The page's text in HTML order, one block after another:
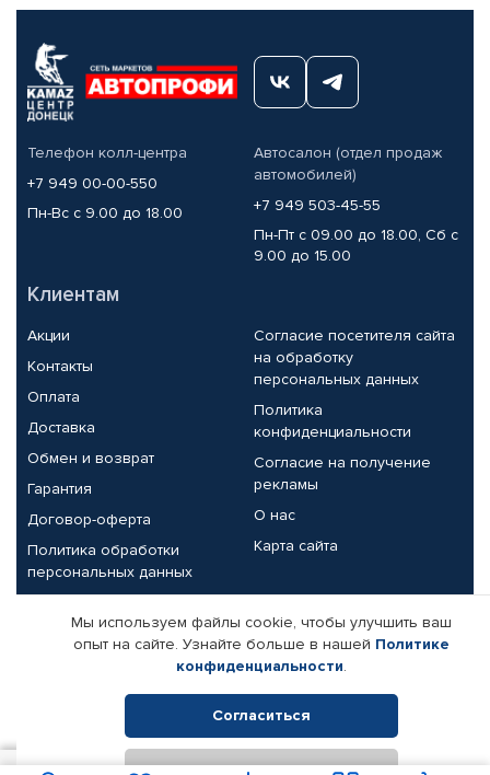
Телефон колл-центра
+7 949 00-00-550
Пн-Вс с 9.00 до 18.00
Автосалон (отдел продаж
автомобилей)
+7 949 503-45-55
Пн-Пт с 09.00 до 18.00, Сб с
9.00 до 15.00
Клиентам
Акции
Контакты
Оплата
Доставка
Обмен и возврат
Гарантия
Договор-оферта
Политика обработки
персональных данных
Согласие посетителя сайта
на обработку
персональных данных
Политика
конфиденциальности
Согласие на получение
рекламы
О нас
Карта сайта
Партнерам
Корпоративным клиентам
Поставщикам
Реквизиты компании
Мы используем файлы cookie, чтобы улучшить ваш
опыт на сайте. Узнайте больше в нашей Политике
конфиденциальности.
Согласиться
Отклонить